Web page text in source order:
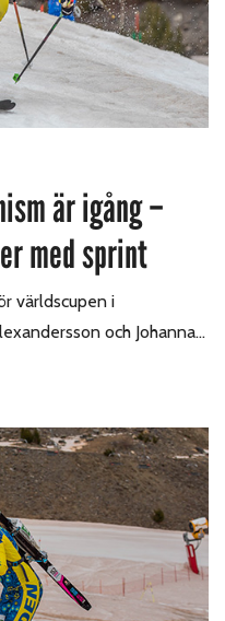
är igång –
med sprint
världscupen i
och Johanna…